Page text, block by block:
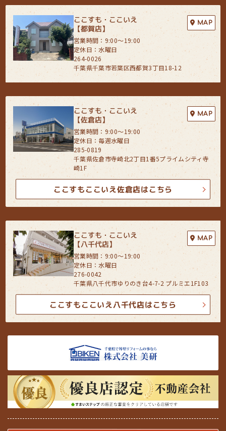
ここすも・ここいえ
【佐倉店】
285-0819
千葉県佐倉市寺崎北2丁目1番5プライムシティ寺
崎1F
営業時間：9:00〜19:00
定休日：毎週水曜日
MAP
ここすもここいえ佐倉店はこちら
ここすも・ここいえ
【八千代店】
276-0042
千葉県八千代市ゆりのき台4-7-2 プルミエ1F103
営業時間：9:00〜19:00
定休日：水曜日
MAP
ここすもここいえ八千代店はこちら
ここすも・ここいえ
【都賀店】
264-0026
千葉県千葉市若葉区西都賀3丁目18-12
営業時間：9:00〜19:00
定休日：水曜日
MAP